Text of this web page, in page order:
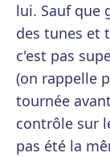
lui. Sauf que
des tunes et
c'est pas
(on rappelle
tournée
contrôle sur
pas été la